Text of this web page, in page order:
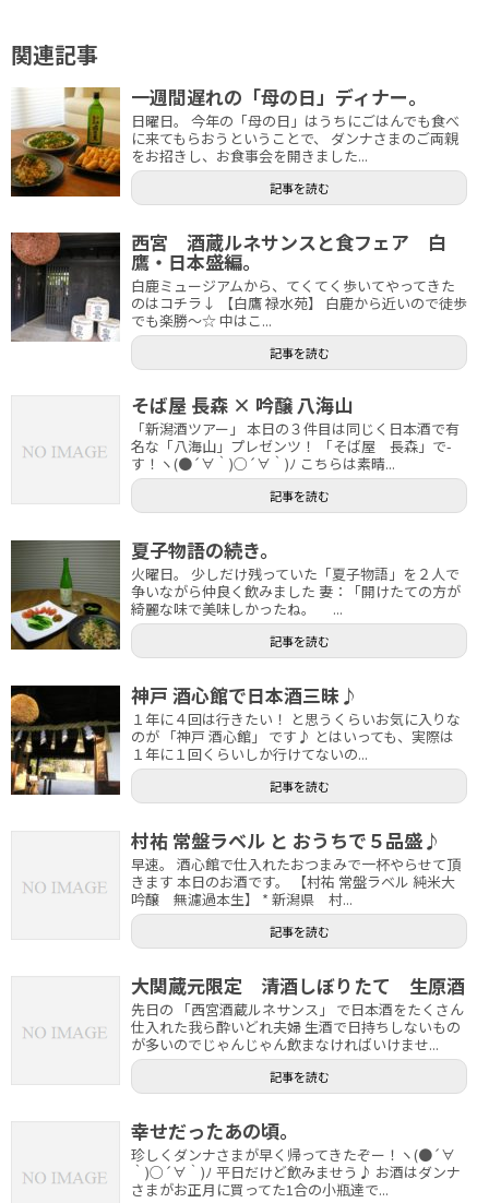
関連記事
一週間遅れの「母の日」ディナー。
日曜日。 今年の「母の日」はうちにごはんでも食べ
に来てもらおうということで、 ダンナさまのご両親
をお招きし、お食事会を開きました...
記事を読む
西宮 酒蔵ルネサンスと食フェア 白
鷹・日本盛編。
白鹿ミュージアムから、てくてく歩いてやってきた
のはコチラ↓ 【白鷹 禄水苑】 白鹿から近いので徒歩
でも楽勝～☆ 中はこ...
記事を読む
そば屋 長森 × 吟醸 八海山
「新潟酒ツアー」 本日の３件目は同じく日本酒で有
名な「八海山」プレゼンツ！ 「そば屋 長森」で-
す！ヽ(●´∀｀)○´∀｀)ﾉ こちらは素晴...
記事を読む
夏子物語の続き。
火曜日。 少しだけ残っていた「夏子物語」を２人で
争いながら仲良く飲みました 妻：「開けたての方が
綺麗な味で美味しかったね。 ...
記事を読む
神戸 酒心館で日本酒三昧♪
１年に４回は行きたい！ と思うくらいお気に入りな
のが 「神戸 酒心館」 です♪ とはいっても、実際は
１年に１回くらいしか行けてないの...
記事を読む
村祐 常盤ラベル と おうちで５品盛♪
早速。 酒心館で仕入れたおつまみで一杯やらせて頂
きます 本日のお酒です。 【村祐 常盤ラベル 純米大
吟醸 無濾過本生】 * 新潟県 村...
記事を読む
大関蔵元限定 清酒しぼりたて 生原酒
先日の 「西宮酒蔵ルネサンス」 で日本酒をたくさん
仕入れた我ら酔いどれ夫婦 生酒で日持ちしないもの
が多いのでじゃんじゃん飲まなければいけませ...
記事を読む
幸せだったあの頃。
珍しくダンナさまが早く帰ってきたぞー！ヽ(●´∀
｀)○´∀｀)ﾉ 平日だけど飲みませう♪ お酒はダンナ
さまがお正月に買ってた1合の小瓶達で...